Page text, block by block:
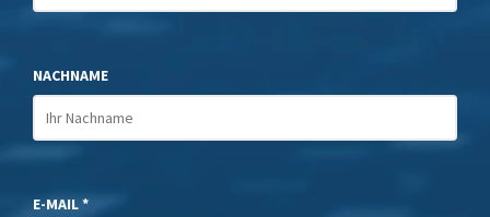
NACHNAME
E-MAIL *